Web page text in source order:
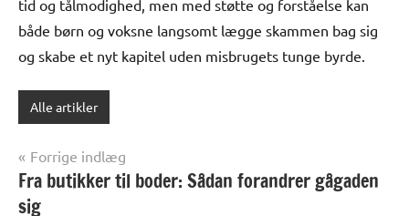
tid og tålmodighed, men med støtte og forståelse kan
både børn og voksne langsomt lægge skammen bag sig
og skabe et nyt kapitel uden misbrugets tunge byrde.
Alle artikler
Indlægsnavigation
Forrige indlæg
Fra butikker til boder: Sådan forandrer gågaden
sig